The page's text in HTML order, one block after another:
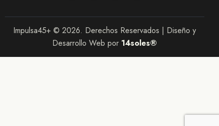
Impulsa45+ © 2026. Derechos Reservados | Diseño y
Desarrollo Web por 14soles®